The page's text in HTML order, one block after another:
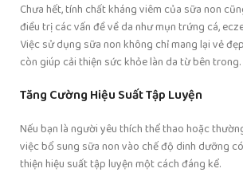
Chưa hết, tính chất kháng viêm của sữa non
điều trị các vấn đề về da như mụn trứng cá,
Việc sử dụng sữa non không chỉ mang lại vẻ
còn giúp cải thiện sức khỏe làn da từ bên trong.
Tăng Cường Hiệu Suất Tập Luyện
Nếu bạn là người yêu thích thể thao hoặc
việc bổ sung sữa non vào chế độ dinh dưỡng
thiện hiệu suất tập luyện một cách đáng kể.